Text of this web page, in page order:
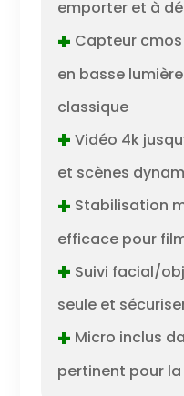
emporter et à
+ Capteur cmos
en basse
classique
+ Vidéo 4k
et scènes
+ Stabilisation
efficace pour
+ Suivi facial/
seule et
+ Micro inclus
pertinent pour